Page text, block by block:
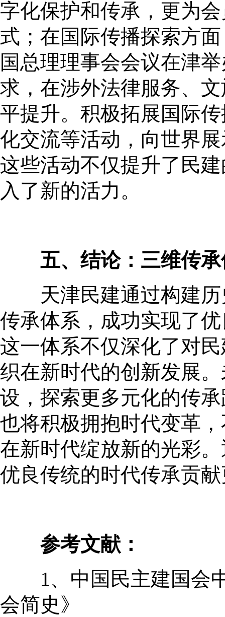
字化保护和传承，更为
式；在国际传播探索方
国总理理事会会议在津
求，在涉外法律服务、
平提升。积极拓展国际
化交流等活动，向世界
这些活动不仅提升了民
入了新的活力。
五、结论：三维传
天津民建通过构建历
传承体系，成功实现了
这一体系不仅深化了对
织在新时代的创新发展
设，探索更多元化的传
也将积极拥抱时代变革
在新时代绽放新的光彩
优良传统的时代传承贡
参考文献：
1、中国民主建国会中
会简史》